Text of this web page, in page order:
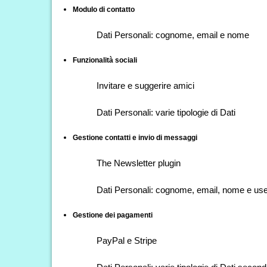
Modulo di contatto
Dati Personali: cognome, email e nome
Funzionalità sociali
Invitare e suggerire amici
Dati Personali: varie tipologie di Dati
Gestione contatti e invio di messaggi
The Newsletter plugin
Dati Personali: cognome, email, nome e
Gestione dei pagamenti
PayPal e Stripe